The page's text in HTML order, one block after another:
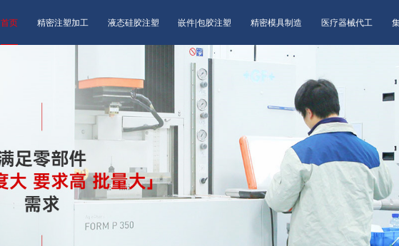
首页 精密注塑加工 液态硅胶注塑 嵌件|包胶注塑 精密模具制造 医疗器械代工